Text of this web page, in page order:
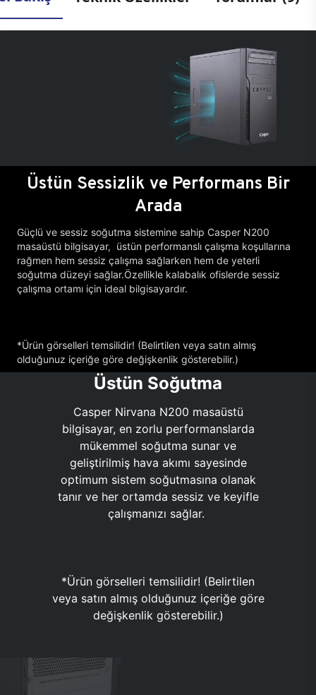
Üstün Sessizlik ve Performans Bir
Arada
Güçlü ve sessiz soğutma sistemine sahip Casper N200
masaüstü bilgisayar, üstün performanslı çalışma koşullarına
rağmen hem sessiz çalışma sağlarken hem de yeterli
soğutma düzeyi sağlar.Özellikle kalabalık ofislerde sessiz
çalışma ortamı için ideal bilgisayardır.
*Ürün görselleri temsilidir! (Belirtilen veya satın almış
olduğunuz içeriğe göre değişkenlik gösterebilir.)
Üstün Soğutma
Casper Nirvana N200 masaüstü
bilgisayar, en zorlu performanslarda
mükemmel soğutma sunar ve
geliştirilmiş hava akımı sayesinde
optimum sistem soğutmasına olanak
tanır ve her ortamda sessiz ve keyifle
çalışmanızı sağlar.
*Ürün görselleri temsilidir! (Belirtilen
veya satın almış olduğunuz içeriğe göre
değişkenlik gösterebilir.)